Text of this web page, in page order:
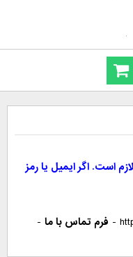
است. اگر ایمیل یا رمز
- فرم تماس با ما -